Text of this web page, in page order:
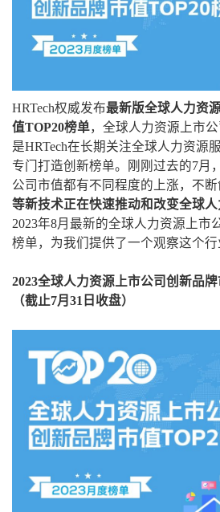
HRTech权威发布最新版全球人力资
值TOP20榜单，全球人力资源上市
是HRTech在长期关注全球人力资源
专门打造创新榜单。刚刚过去的7月
公司市值都有不同程度的上涨，不断
等新技术正在快速推动和改变全球人
2023年8月最新的全球人力资源上市
榜单，为我们提供了一个观察这个行
2023全球人力资源上市公司创新品
（截止7月31日收盘）